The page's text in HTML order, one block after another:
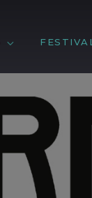
FESTIVAL